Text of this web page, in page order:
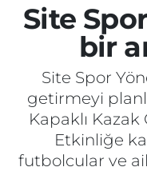
Site
bir
Site Spor
getirmeyi
Kapaklı
Etkinliğe
futbolcular ve
Kültür&Sanat
Manşet
SAĞLIK
Spor
Süper Lig
Tüm Manşetler
Son Dakika
Haber Arşivi